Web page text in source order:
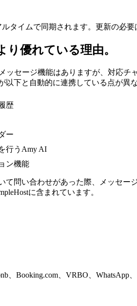
ルタイムで同期されます。更新の必
り優れている理由。
ッセージ機能はありますが、対応
下と自動的に連携している点が異な
歴
ー
行うAmy AI
ン機能
て問い合わせがあった際、メッセ
に含まれています。
、Booking.com、VRBO、WhatsApp